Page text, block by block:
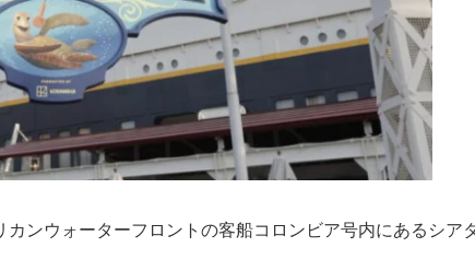
メの「クラッシュ」と、スクリーン越しにリアルタイムで会
で、毎回違う内容になる「一期一会」のアトラクションな